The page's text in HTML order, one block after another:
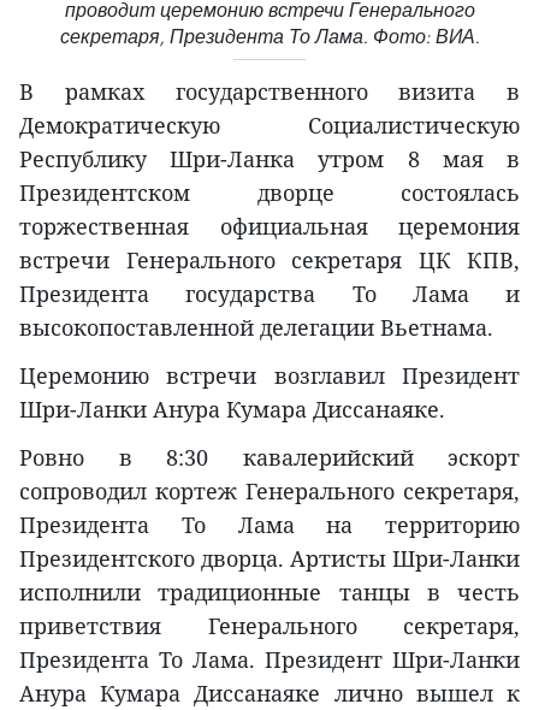
проводит церемонию встречи Генерального
секретаря, Президента То Лама. Фото: ВИА.
В рамках государственного визита в
Демократическую Социалистическую
Республику Шри-Ланка утром 8 мая в
Президентском дворце состоялась
торжественная официальная церемония
встречи Генерального секретаря ЦК КПВ,
Президента государства То Лама и
высокопоставленной делегации Вьетнама.
Церемонию встречи возглавил Президент
Шри-Ланки Анура Кумара Диссанаяке.
Ровно в 8:30 кавалерийский эскорт
сопроводил кортеж Генерального секретаря,
Президента То Лама на территорию
Президентского дворца. Артисты Шри-Ланки
исполнили традиционные танцы в честь
приветствия Генерального секретаря,
Президента То Лама. Президент Шри-Ланки
Анура Кумара Диссанаяке лично вышел к